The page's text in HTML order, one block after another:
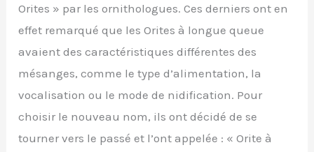
Orites » par les ornithologues. Ces derniers ont en
effet remarqué que les Orites à longue queue
avaient des caractéristiques différentes des
mésanges, comme le type d’alimentation, la
vocalisation ou le mode de nidification. Pour
choisir le nouveau nom, ils ont décidé de se
tourner vers le passé et l’ont appelée : « Orite à